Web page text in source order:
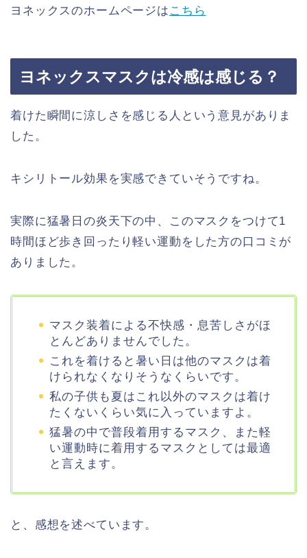
ヨネックスのホームページは こちら
ヨネックスマスクは冷感は感じる？
着けた瞬間に涼しさを感じる人という意見がありま
した。
キシリトール効果を実感できていそうですね。
実際に猛暑日の炎天下の中、このマスクをつけて1
時間ほど歩き回ったり軽い運動をした方の口コミが
ありました。
マスク装着による不快感・息苦しさがほ
とんどありませんでした。
これを着けると暑い日は他のマスクは着
けられなくなりそうなくらいです。
私の子供も夏はこれ以外のマスクは着け
たくないくらい気に入っていますよ。
猛暑の中で普段着用するマスク、また軽
い運動時に着用するマスクとしては最適
と言えます。
と、感想を述べています。